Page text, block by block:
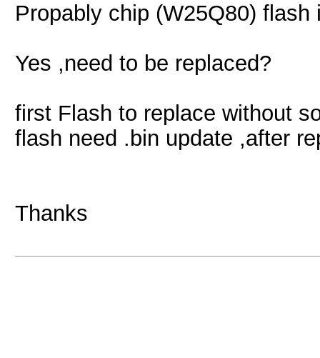
Propably chip (W25Q80)
Yes ,need to be replaced?
first Flash to replace without
flash need .bin update ,after
Thanks